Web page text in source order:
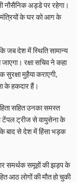
नौसैनिक अड्डे पर रहेगा।
मंत्रियों के घर को आग के
जब देश में स्थिति सामान्य
रक्षा सचिव ने कहा
मुहैया कराएगी,
के हकदार हैं।
सहित उनका समस्त
टेंपल ट्रीज से वायुसेना के
बाद से देश में हिंसा भड़क
समर्थक समूहों की झड़प के
आठ लोगों की मौत हो चुकी